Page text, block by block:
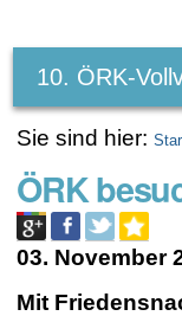
Werkzeuge
10. ÖRK-
Sie sind hier:
ÖRK
03. November
Mit